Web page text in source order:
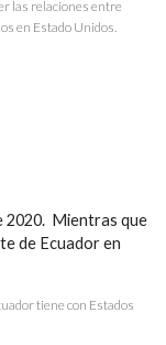
las relaciones entre
en Estado Unidos.
2020. Mientras que
de Ecuador en
tiene con Estados